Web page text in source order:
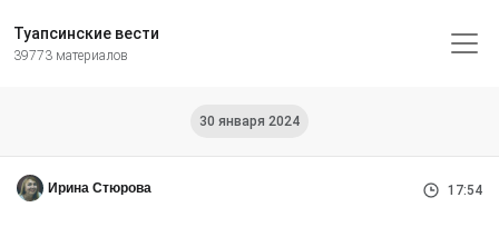
Туапсинские вести
39773 материалов
30 января 2024
Ирина Стюрова 17:54